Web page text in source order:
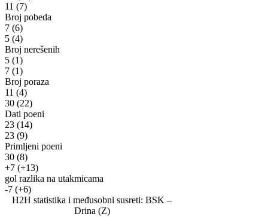
11 (7)
Broj pobeda
7 (6)
5 (4)
Broj nerešenih
5 (1)
7 (1)
Broj poraza
11 (4)
30 (22)
Dati poeni
23 (14)
23 (9)
Primljeni poeni
30 (8)
+7 (+13)
gol razlika na utakmicama
-7 (+6)
H2H statistika i međusobni susreti: BSK –
Drina (Z)